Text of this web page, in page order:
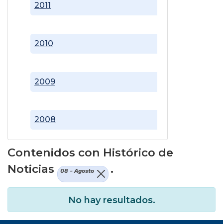
2008
2009
2010
2011
Contenidos con Histórico de
Noticias
08 - Agosto .
No hay resultados.